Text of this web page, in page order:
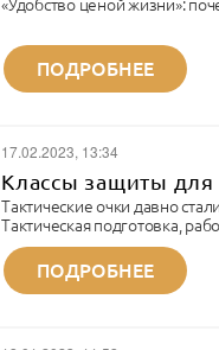
«Удобство ценой жизни»:
Записки военного
«Я видел многое. Но каждый
не забывается. Потому что
ПОДРОБНЕЕ
17.02.2023, 13:34
Классы защиты для
Тактические очки давно
Тактическая подготовка,
технике и непосредственно
тактические очки.
ЗАЩИТА - основное
ПОДРОБНЕЕ